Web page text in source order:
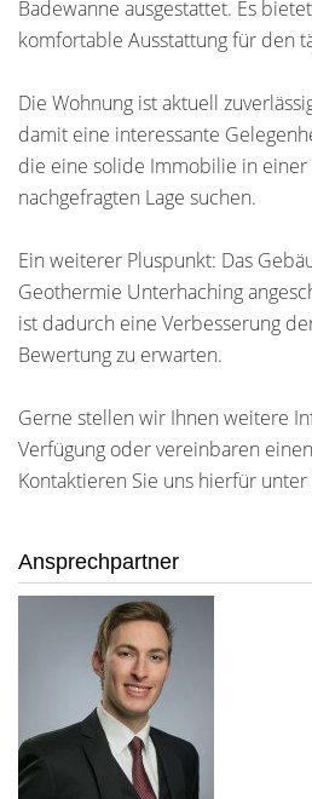
Badewanne ausgestattet. Es
komfortable Ausstattung für den
Die Wohnung ist aktuell
damit eine interessante
die eine solide Immobilie in einer
nachgefragten Lage suchen.
Ein weiterer Pluspunkt: Das
Geothermie Unterhaching
ist dadurch eine Verbesserung
Bewertung zu erwarten.
Gerne stellen wir Ihnen weitere
Verfügung oder vereinbaren
Kontaktieren Sie uns hierfür
Ansprechpartner